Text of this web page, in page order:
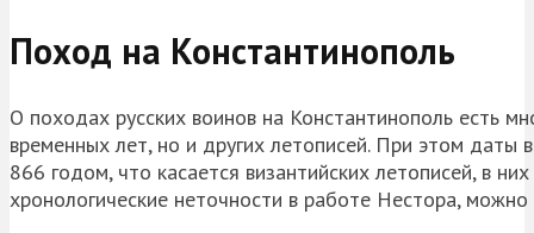
Поход на Константинополь
О походах русских воинов на Константинополь есть
временных лет, но и других летописей. При этом даты
866 годом, что касается византийских летописей, в
хронологические неточности в работе Нестора,